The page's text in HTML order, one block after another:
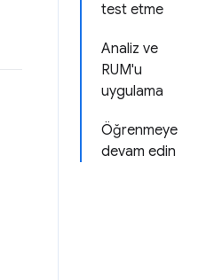
test etme
Analiz ve
RUM'u
uygulama
Öğrenmeye
devam edin